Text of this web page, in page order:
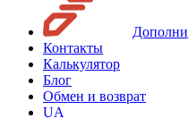
Контакты
Калькулятор
Блог
Обмен и возврат
UA